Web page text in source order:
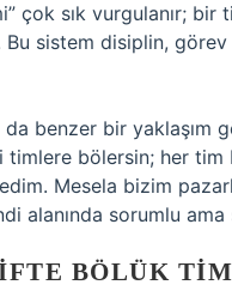
çok sık vurgulanır;
sistem disiplin,
benzer bir yaklaşım
bölersin; her tim
Mesela bizim
alanında sorumlu
BÖLÜK